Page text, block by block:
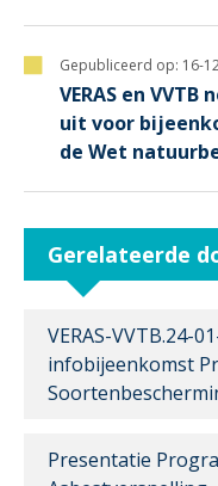
Gepubliceerd op: 16-
VERAS en
uit voor
de Wet
Gerelateerde
VERAS-VVTB.24-
infobijeenkomst
Presentatie